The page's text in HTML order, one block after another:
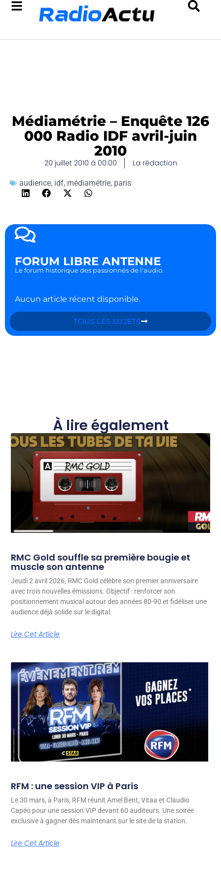
Médiamétrie – Enquête 126
000 Radio IDF avril-juin
2010
20 juillet 2010 à 00:00 La rédaction
audience, idf, médiamétrie, paris
FORUM LIBRE ANTENNE
Le forum historique des passionnés de l'audio.
Aucun article récent disponible.
TOUS LES SUJETS
À lire également
RMC Gold souffle sa première bougie et
muscle son antenne
Jeudi 2 avril 2026, RMC Gold célèbre son premier anniversaire
avec trois nouvelles émissions. Objectif : renforcer son
positionnement musical autour des années 80-90 et fidéliser une
audience déjà solide sur le digital.
Lire Cet Article
RFM : une session VIP à Paris
Le 30 mars, à Paris, RFM réunit Amel Bent, Vitaa et Claudio
Capéo pour une session VIP devant 60 auditeurs. Une soirée
exclusive à gagner dès maintenant sur le site de la station.
Lire Cet Article